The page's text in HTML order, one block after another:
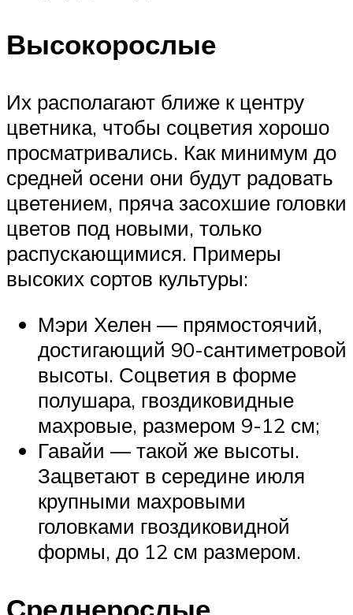
Высокорослые
Их располагают ближе к центру
цветника, чтобы соцветия хорошо
просматривались. Как минимум до
средней осени они будут радовать
цветением, пряча засохшие головки
цветов под новыми, только
распускающимися. Примеры
высоких сортов культуры:
Мэри Хелен — прямостоячий,
достигающий 90-сантиметровой
высоты. Соцветия в форме
полушара, гвоздиковидные
махровые, размером 9-12 см;
Гавайи — такой же высоты.
Зацветают в середине июля
крупными махровыми
головками гвоздиковидной
формы, до 12 см размером.